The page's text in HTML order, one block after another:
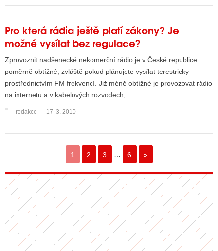
Pro která rádia ještě platí zákony? Je
možné vysílat bez regulace?
Zprovoznit nadšenecké nekomerční rádio je v České republice
poměrně obtížné, zvláště pokud plánujete vysílat terestricky
prostřednictvím FM frekvencí. Již méně obtížné je provozovat rádio
na internetu a v kabelových rozvodech, ...
redakce 17. 3. 2010
1 2 3 6 »